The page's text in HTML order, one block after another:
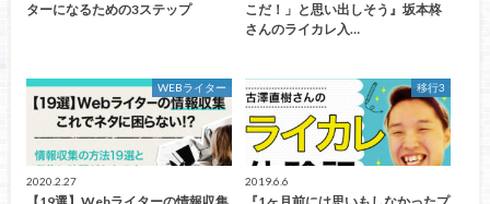
ターになるための3ステップ
こだ！」と思い出しそう』坂本柊
さんのライカレ入…
WEBライター
2020.2.27
移行3
2019.6.6